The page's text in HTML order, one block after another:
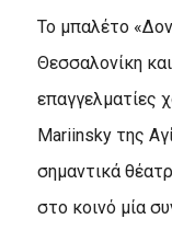
Το μπαλέτο
Θεσσαλονίκη
επαγγελματίες
Mariinsky της
σημαντικά
στο κοινό μία